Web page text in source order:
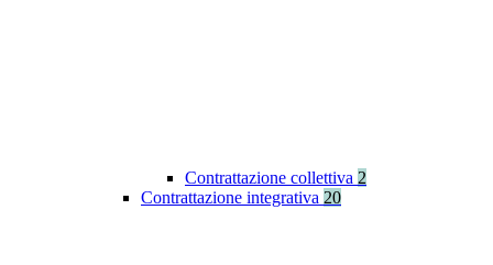
Contrattazione collettiva 2
Contrattazione integrativa 20